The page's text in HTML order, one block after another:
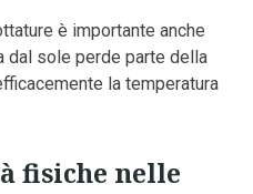
è importante anche
dal sole perde parte della
la temperatura
fisiche nelle